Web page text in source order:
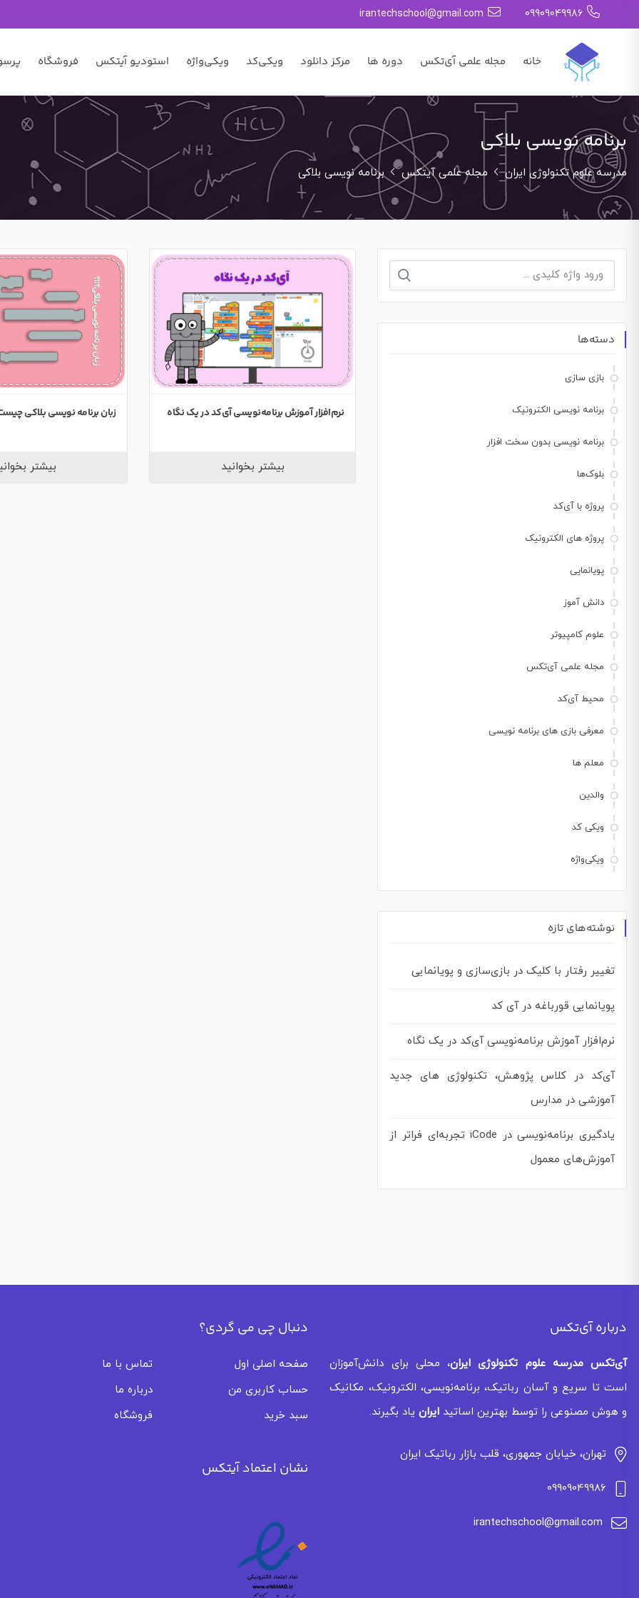
09909049986
irantechschool@gmail.com
خانه مجله علمی آی‌تکس دوره ها مرکز دانلود ویکی‌کد ویکی‌واژه استودیو آیتکس فروشگاه
برنامه نویسی بلاکی
مدرسه علوم تکنولوژی ایران مجله علمی آیتکس برنامه نویسی بلاکی
نرم‌افزار آموزش برنامه‌نویسی آی‌کد در یک نگاه
بیشتر بخوانید
زبان برنامه نویسی بلاکی
بیشتر
جستجو
دسته‌ها
بازی سازی
برنامه نویسی الکترونیک
برنامه نویسی بدون سخت افزار
بلوک‌ها
پروژه با آی‌کد
پروژه های الکترونیک
پویانمایی
دانش آموز
علوم کامپیوتر
مجله علمی آی‌تکس
محیط آی‌کد
معرفی بازی های برنامه نویسی
معلم ها
والدین
ویکی کد
ویکی‌واژه
نوشته‌های تازه
تغییر رفتار با کلیک در بازی‌سازی و پویانمایی
پویانمایی قورباغه در آی کد
نرم‌افزار آموزش برنامه‌نویسی آی‌کد در یک نگاه
آی‌کد در کلاس پژوهش، تکنولوژی های جدید
آموزشی در مدارس
یادگیری برنامه‌نویسی در iCode تجربه‌ای فراتر از
آموزش‌های معمول
درباره آی‌تکس
آی‌تکس مدرسه علوم تکنولوژی ایران، محلی برای دانش‌آموزان
است تا سریع و آسان رباتیک، برنامه‌نویسی، الکترونیک، مکانیک
و هوش مصنوعی را توسط بهترین اساتید ایران یاد بگیرند.
تهران، خیابان جمهوری، قلب بازار رباتیک ایران
09909049986
irantechschool@gmail.com
دنبال چی می گردی؟
صفحه اصلی اول
تماس با ما
حساب کاربری من
درباره ما
سبد خرید
فروشگاه
نشان اعتماد آیتکس